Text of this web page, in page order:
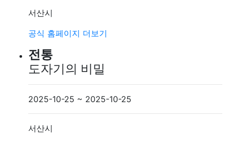
서산시
공식 홈페이지 더보기
전통
도자기의 비밀
2025-10-25 ~ 2025-10-25
서산시